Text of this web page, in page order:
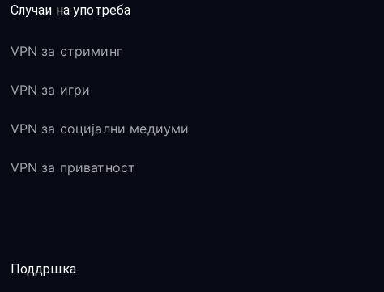
Случаи на употреба
VPN за стриминг
VPN за игри
VPN за социјални медиуми
VPN за приватност
Поддршка